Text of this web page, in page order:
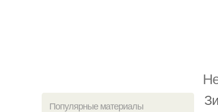
Популярные материалы